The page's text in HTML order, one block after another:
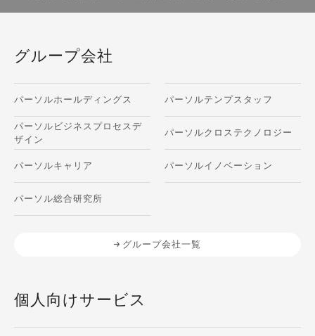
グループ会社
パーソルホールディングス パーソルテンプスタッフ
パーソルビジネスプロセスデ
ザイン
パーソルクロステクノロジー
パーソルキャリア パーソルイノベーション
パーソル総合研究所
グループ会社一覧
個人向けサービス